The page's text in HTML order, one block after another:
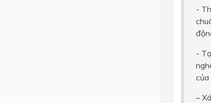
-
-
của
–